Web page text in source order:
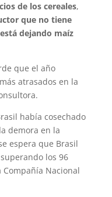
de los cereales,
que no tiene
dejando maíz
que el año
atrasados en la
había cosechado
demora en la
espera que Brasil
los 96
Nacional